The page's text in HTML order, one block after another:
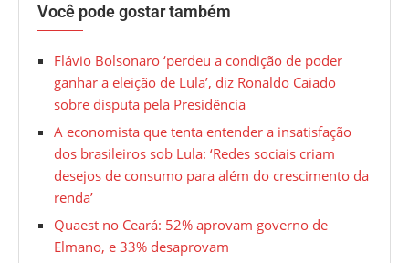
Você pode gostar também
Flávio Bolsonaro ‘perdeu a condição de poder
ganhar a eleição de Lula’, diz Ronaldo Caiado
sobre disputa pela Presidência
A economista que tenta entender a insatisfação
dos brasileiros sob Lula: ‘Redes sociais criam
desejos de consumo para além do crescimento da
renda’
Quaest no Ceará: 52% aprovam governo de
Elmano, e 33% desaprovam